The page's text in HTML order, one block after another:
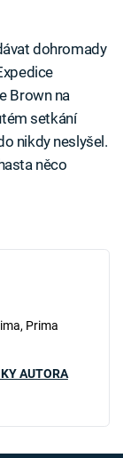
dohromady
Brown na
setkání
nikdy neslyšel.
něco
Prima
AUTORA